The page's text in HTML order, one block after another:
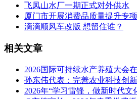
飞凤山水厂一期正式对外供水
厦门市开展消费品质量提升专
滴滴顺风车改版 想留住谁？
相关文章
2026国际可持续水产养殖大会
孙东伟代表：完善农业科技创
2026年“学习雷锋，做新时代文